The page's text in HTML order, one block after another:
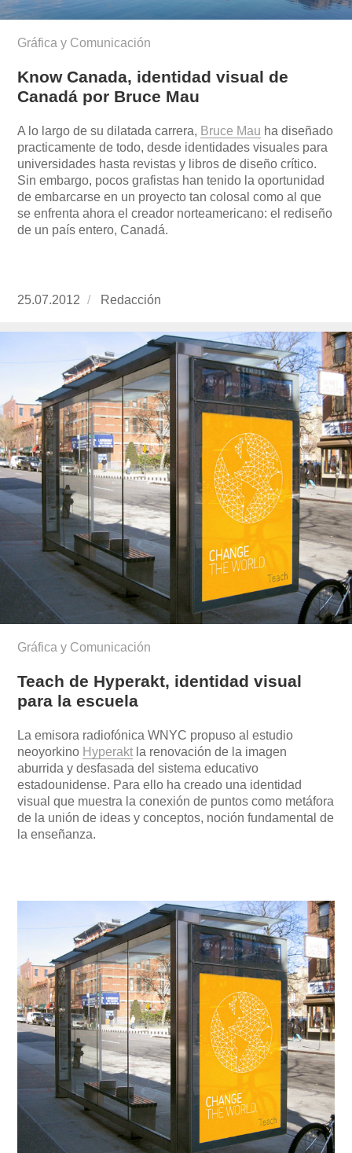
Gráfica y Comunicación
Know Canada, identidad visual de
Canadá por Bruce Mau
A lo largo de su dilatada carrera, Bruce Mau ha diseñado
practicamente de todo, desde identidades visuales para
universidades hasta revistas y libros de diseño crítico.
Sin embargo, pocos grafistas han tenido la oportunidad
de embarcarse en un proyecto tan colosal como al que
se enfrenta ahora el creador norteamericano: el rediseño
de un país entero, Canadá.
Publicado
25.07.2012 https://www.experimenta.es/author/redaccion/
Redacción
Gráfica y Comunicación
Teach de Hyperakt, identidad visual
para la escuela
La emisora radiofónica WNYC propuso al estudio
neoyorkino Hyperakt la renovación de la imagen
aburrida y desfasada del sistema educativo
estadounidense. Para ello ha creado una identidad
visual que muestra la conexión de puntos como metáfora
de la unión de ideas y conceptos, noción fundamental de
la enseñanza.